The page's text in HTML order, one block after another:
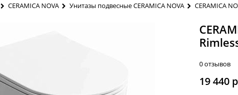
CERAMICA NOVA Унитазы подвесные CERAMICA NOVA CERAMICA
0 отзывов
19 440